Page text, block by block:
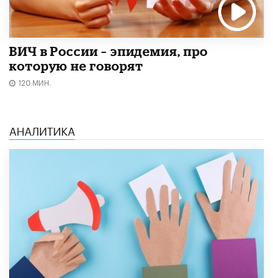
ВИЧ в России – эпидемия, про
которую не говорят
120 МИН.
АНАЛИТИКА